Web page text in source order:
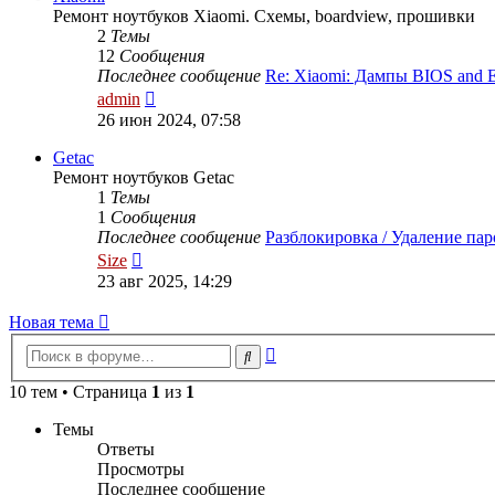
Ремонт ноутбуков Xiaomi. Схемы, boardview, прошивки
2 Темы
12 Сообщения
Последнее сообщение Re: Xiaomi: Дампы BIOS and
admin
к
последнему
26 июн 2024, 07:58
Getac
Ремонт ноутбуков Getac
1 Темы
1 Сообщения
Последнее сообщение Разблокировка / Удаление
Size
к
последнему
23 авг 2025, 14:29
Новая
тема
Новая тема
Поиск
10 тем • Страница 1 из 1
Темы
Ответы
Просмотры
Последнее сообщение